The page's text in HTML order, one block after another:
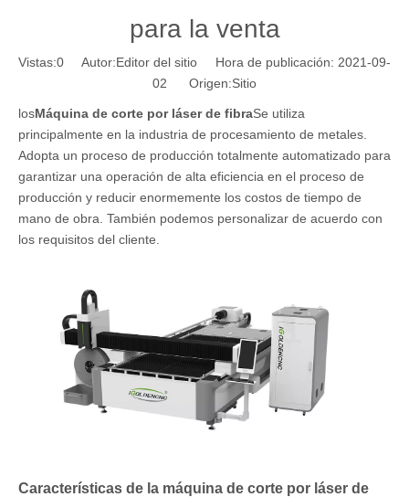
para la venta
Vistas:0 Autor:Editor del sitio Hora de publicación: 2021-09-
02 Origen:Sitio
losMáquina de corte por láser de fibraSe utiliza
principalmente en la industria de procesamiento de metales.
Adopta un proceso de producción totalmente automatizado para
garantizar una operación de alta eficiencia en el proceso de
producción y reducir enormemente los costos de tiempo de
mano de obra. También podemos personalizar de acuerdo con
los requisitos del cliente.
Características de la máquina de corte por láser de